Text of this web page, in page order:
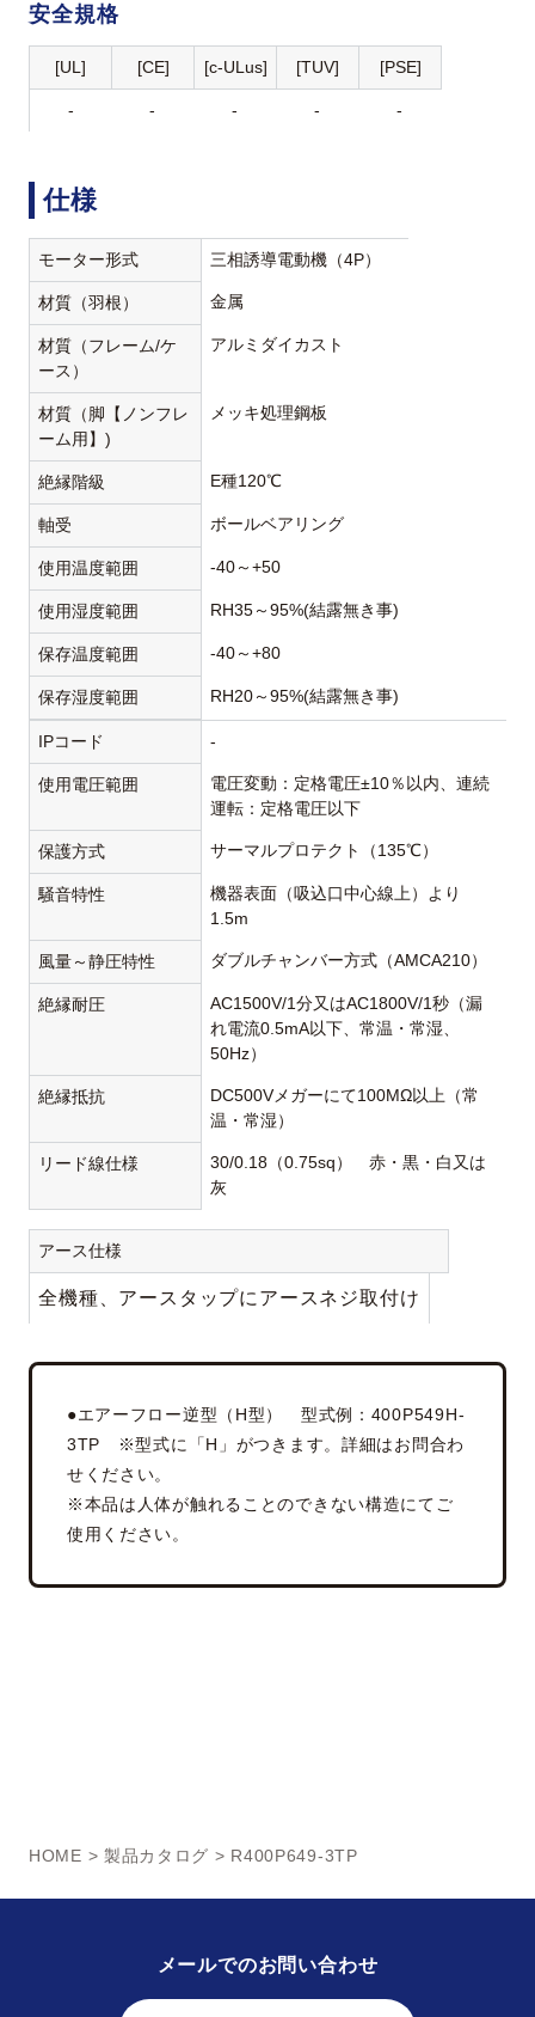
安全規格
[UL] [CE] [c-ULus] [TUV] [PSE]
- - - - -
仕様
モーター形式 三相誘導電動機（4P）
材質（羽根） 金属
材質（フレーム/ケ
ース）
アルミダイカスト
材質（脚【ノンフレ
ーム用】)
メッキ処理鋼板
絶縁階級 E種120℃
軸受 ボールベアリング
使用温度範囲 -40～+50
使用湿度範囲 RH35～95%(結露無き事)
保存温度範囲 -40～+80
保存湿度範囲 RH20～95%(結露無き事)
IPコード -
使用電圧範囲
電圧変動：定格電圧±10％以内、連続
運転：定格電圧以下
保護方式 サーマルプロテクト（135℃）
騒音特性
機器表面（吸込口中心線上）より
1.5m
風量～静圧特性 ダブルチャンバー方式（AMCA210）
絶縁耐圧
AC1500V/1分又はAC1800V/1秒（漏
れ電流0.5mA以下、常温・常湿、
50Hz）
絶縁抵抗
DC500Vメガーにて100MΩ以上（常
温・常湿）
リード線仕様
30/0.18（0.75sq） 赤・黒・白又は
灰
アース仕様
全機種、アースタップにアースネジ取付け
●エアーフロー逆型（H型） 型式例：400P549H-
3TP ※型式に「H」がつきます。詳細はお問合わ
せください。
※本品は人体が触れることのできない構造にてご
使用ください。
HOME > 製品カタログ > R400P649-3TP
メールでのお問い合わせ